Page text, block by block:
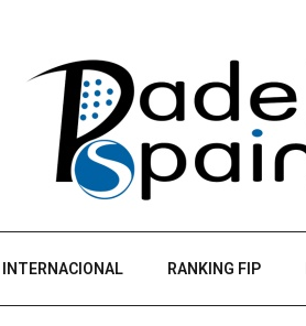
INTERNACIONAL RANKING FIP